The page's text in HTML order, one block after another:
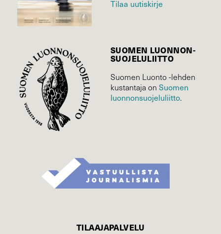
Tilaa uutiskirje
SUOMEN LUONNON­
SUOJELU­LIITTO
Suomen Luonto -lehden
kustantaja on Suomen
luonnonsuojelu­liitto.
TILAAJAPALVELU